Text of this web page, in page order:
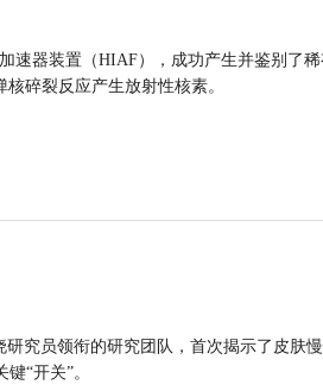
速器装置（HIAF），成功产生并鉴别了
碎裂反应产生放射性核素。
究员领衔的研究团队，首次揭示了皮肤
“开关”。